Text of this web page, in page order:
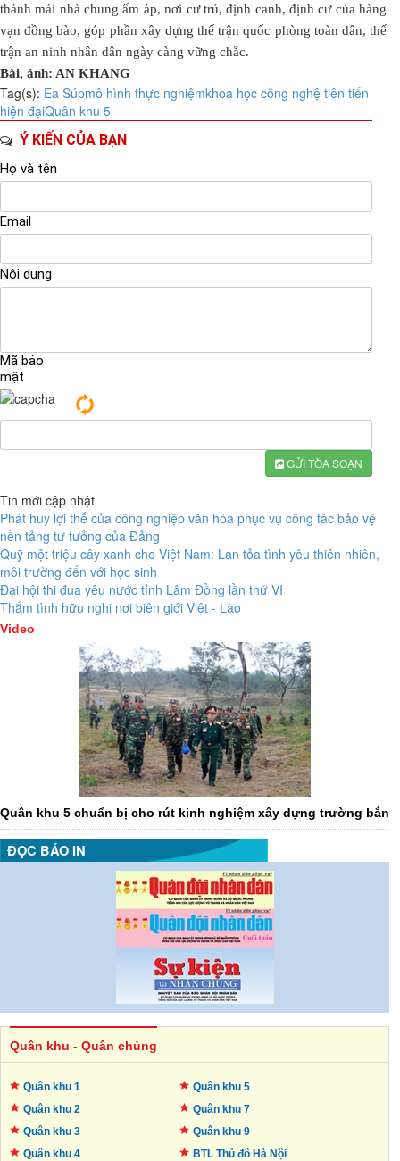
thành mái nhà chung ấm áp, nơi cư trú, định canh, định cư của hàng
vạn đồng bào, góp phần xây dựng thế trận quốc phòng toàn dân, thế
trận an ninh nhân dân ngày càng vững chắc.
Bài, ảnh: AN KHANG
Tag(s): Ea Súpmô hình thực nghiệmkhoa học công nghệ tiên tiến
hiện đạiQuân khu 5
Ý KIẾN CỦA BẠN
Họ và tên
Email
Nội dung
Mã bảo
mật
GỬI TÒA SOẠN
Tin mới cập nhật
Phát huy lợi thế của công nghiệp văn hóa phục vụ công tác bảo vệ
nền tảng tư tưởng của Đảng
Quỹ một triệu cây xanh cho Việt Nam: Lan tỏa tình yêu thiên nhiên,
môi trường đến với học sinh
Đại hội thi đua yêu nước tỉnh Lâm Đồng lần thứ VI
Thắm tình hữu nghị nơi biên giới Việt - Lào
Video
Quân khu 5 chuẩn bị cho rút kinh nghiệm xây dựng trường bắn
ĐỌC BÁO IN
Quân khu - Quân chủng
Quân khu 1
Quân khu 2
Quân khu 3
Quân khu 4
Quân khu 5
Quân khu 7
Quân khu 9
BTL Thủ đô Hà Nội